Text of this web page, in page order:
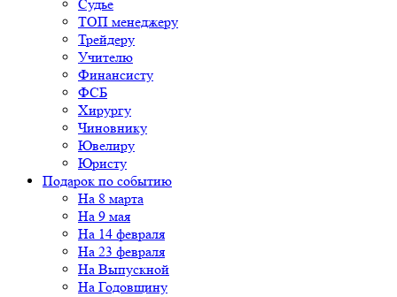
Судье
ТОП менеджеру
Трейдеру
Учителю
Финансисту
ФСБ
Хирургу
Чиновнику
Ювелиру
Юристу
Подарок по событию
На 8 марта
На 9 мая
На 14 февраля
На 23 февраля
На Выпускной
На Годовщину